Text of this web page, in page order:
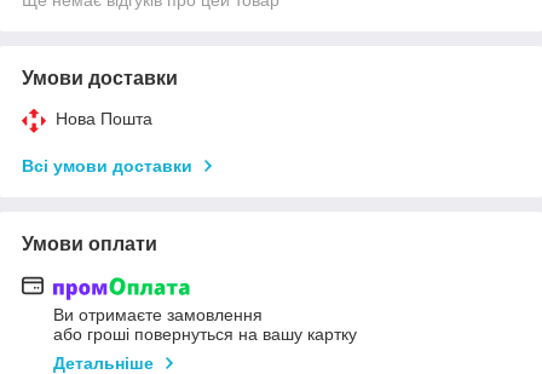
Умови доставки
Нова Пошта
Всі умови доставки
Умови оплати
Ви отримаєте замовлення
або гроші повернуться на вашу картку
Детальніше